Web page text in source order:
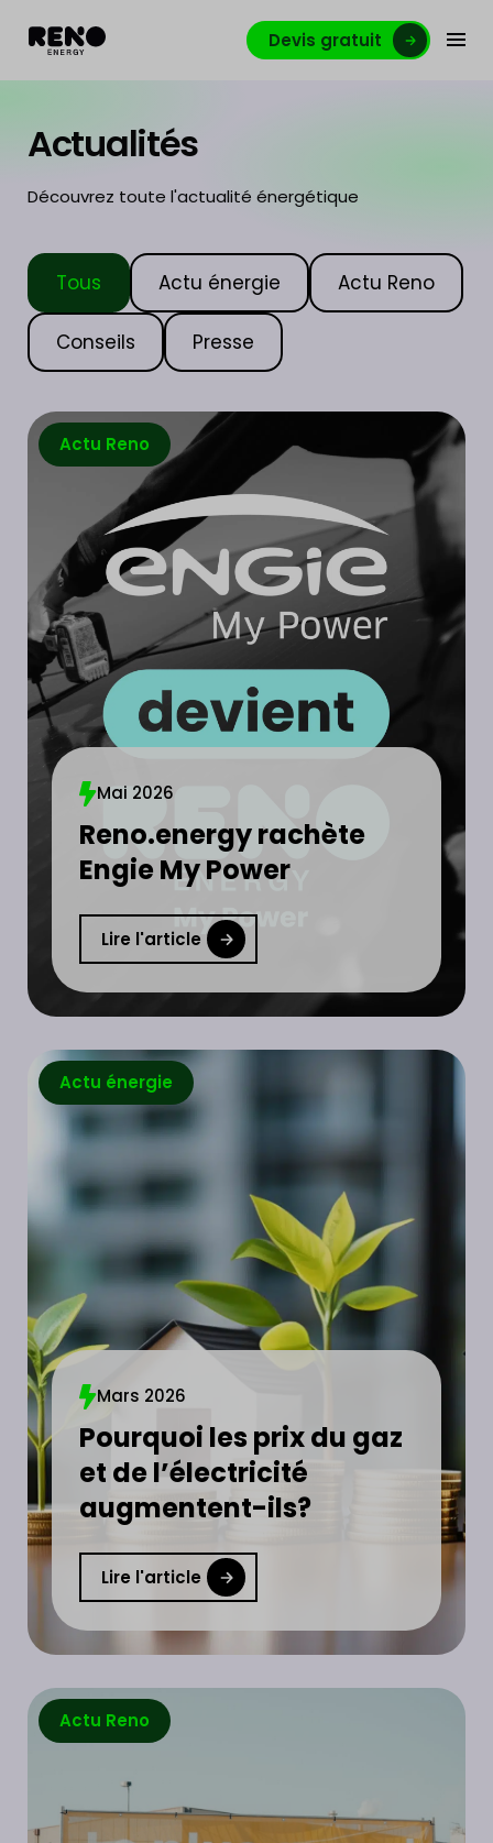
Devis gratuit
Actualités
Découvrez toute l'actualité énergétique
Tous Actu énergie Actu Reno
Conseils Presse
Actu Reno
Mai 2026
Reno.energy rachète
Engie My Power
Lire l'article
Actu énergie
Mars 2026
Pourquoi les prix du gaz
et de l’électricité
augmentent-ils?
Lire l'article
Actu Reno